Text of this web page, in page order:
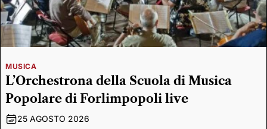
MUSICA
L’Orchestrona della Scuola di Musica
Popolare di Forlimpopoli live
25 AGOSTO 2026